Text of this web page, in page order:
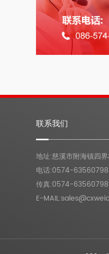
联系我们
地址:慈溪市附海镇四
电话:0574-63560798
传真:0574-63560798
E-